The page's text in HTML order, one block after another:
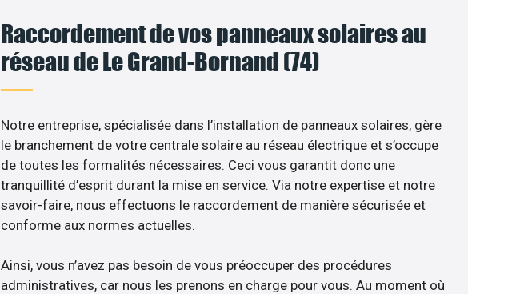
Raccordement de vos panneaux solaires au
réseau de Le Grand-Bornand (74)
Notre entreprise, spécialisée dans l’installation de panneaux solaires, gère
le branchement de votre centrale solaire au réseau électrique et s’occupe
de toutes les formalités nécessaires. Ceci vous garantit donc une
tranquillité d’esprit durant la mise en service. Via notre expertise et notre
savoir-faire, nous effectuons le raccordement de manière sécurisée et
conforme aux normes actuelles.
Ainsi, vous n’avez pas besoin de vous préoccuper des procédures
administratives, car nous les prenons en charge pour vous. Au moment où